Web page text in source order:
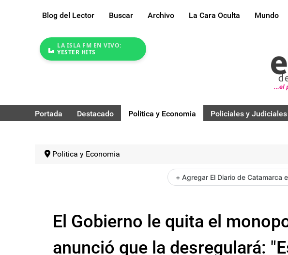
Blog del Lector Buscar Archivo La Cara Oculta Mundo
LA ISLA FM EN VIVO:
YESTER HITS
Portada Destacado Politica y Economia Policiales y Judiciales
Politica y Economia
+ Agregar El Diario de Catamarca
El Gobierno le quita el
anunció que la desregulará: